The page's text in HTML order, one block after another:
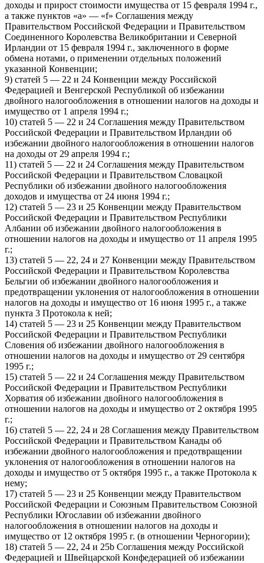
доходы и прирост стоимости имущества от 15 февраля 1994 г.,
а также пунктов «a» — «f» Соглашения между
Правительством Российской Федерации и Правительством
Соединенного Королевства Великобритании и Северной
Ирландии от 15 февраля 1994 г., заключенного в форме
обмена нотами, о применении отдельных положений
указанной Конвенции;
9) статей 5 — 22 и 24 Конвенции между Российской
Федерацией и Венгерской Республикой об избежании
двойного налогообложения в отношении налогов на доходы и
имущество от 1 апреля 1994 г.;
10) статей 5 — 22 и 24 Соглашения между Правительством
Российской Федерации и Правительством Ирландии об
избежании двойного налогообложения в отношении налогов
на доходы от 29 апреля 1994 г.;
11) статей 5 — 22 и 24 Соглашения между Правительством
Российской Федерации и Правительством Словацкой
Республики об избежании двойного налогообложения
доходов и имущества от 24 июня 1994 г.;
12) статей 5 — 23 и 25 Конвенции между Правительством
Российской Федерации и Правительством Республики
Албании об избежании двойного налогообложения в
отношении налогов на доходы и имущество от 11 апреля 1995
г.;
13) статей 5 — 22, 24 и 27 Конвенции между Правительством
Российской Федерации и Правительством Королевства
Бельгии об избежании двойного налогообложения и
предотвращении уклонения от налогообложения в отношении
налогов на доходы и имущество от 16 июня 1995 г., а также
пункта 3 Протокола к ней;
14) статей 5 — 23 и 25 Конвенции между Правительством
Российской Федерации и Правительством Республики
Словения об избежании двойного налогообложения в
отношении налогов на доходы и имущество от 29 сентября
1995 г.;
15) статей 5 — 22 и 24 Соглашения между Правительством
Российской Федерации и Правительством Республики
Хорватия об избежании двойного налогообложения в
отношении налогов на доходы и имущество от 2 октября 1995
г.;
16) статей 5 — 22, 24 и 28 Соглашения между Правительством
Российской Федерации и Правительством Канады об
избежании двойного налогообложения и предотвращении
уклонения от налогообложения в отношении налогов на
доходы и имущество от 5 октября 1995 г., а также Протокола к
нему;
17) статей 5 — 23 и 25 Конвенции между Правительством
Российской Федерации и Союзным Правительством Союзной
Республики Югославии об избежании двойного
налогообложения в отношении налогов на доходы и
имущество от 12 октября 1995 г. (в отношении Черногории);
18) статей 5 — 22, 24 и 25b Соглашения между Российской
Федерацией и Швейцарской Конфедерацией об избежании